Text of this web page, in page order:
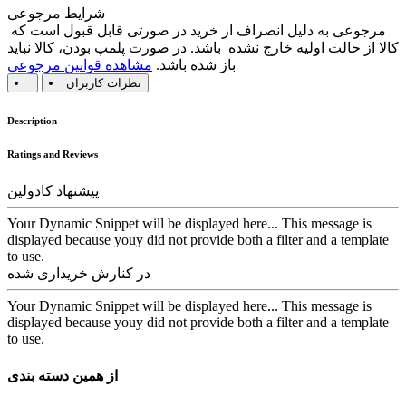
شرایط مرجوعی
کالا از حالت اولیه خارج نشده باشد. در صورت پلمپ بودن، کالا نباید
باز شده باشد. مشاهده قوانین مرجوعی
نظرات کاربران
Description
Ratings and Reviews
پیشنهاد کادولین
Your Dynamic Snippet will be displayed here... This message is
displayed because youy did not provide both a filter and a template
to use.
در کنارش خریداری شده
Your Dynamic Snippet will be displayed here... This message is
displayed because youy did not provide both a filter and a template
to use.
از همین دسته بندی